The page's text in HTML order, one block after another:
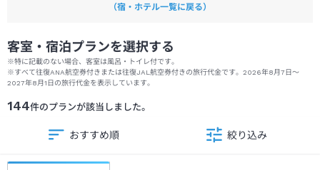
（宿・ホテル一覧に戻る）
客室・宿泊プランを選択する
※特に記載のない場合、客室は風呂・トイレ付です。
※すべて往復ANA航空券付きまたは往復JAL航空券付きの旅行代金です。 2026年8月7日～
2027年8月1日 の旅行代金を表示しています。
144件のプランが該当しました。
おすすめ順 絞り込み